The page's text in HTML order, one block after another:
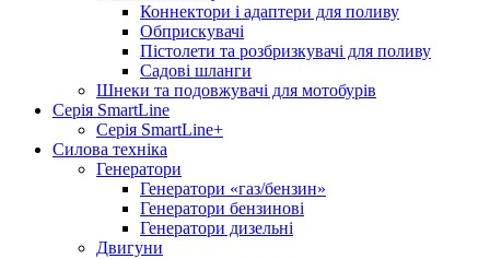
Коннектори і адаптери для поливу
Обприскувачі
Пістолети та розбризкувачі для поливу
Садові шланги
Шнеки та подовжувачі для мотобурів
Серія SmartLine
Серія SmartLine+
Силова техніка
Генератори
Генератори «газ/бензин»
Генератори бензинові
Генератори дизельні
Двигуни